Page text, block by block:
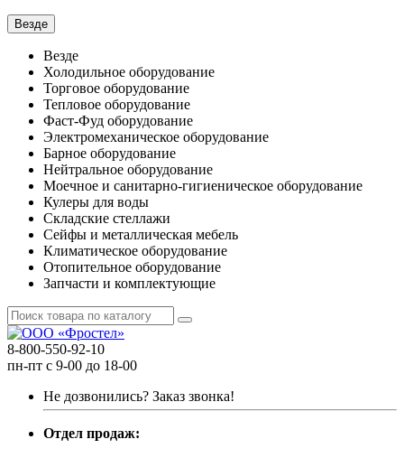
Везде
Везде
Холодильное оборудование
Торговое оборудование
Тепловое оборудование
Фаст-Фуд оборудование
Электромеханическое оборудование
Барное оборудование
Нейтральное оборудование
Моечное и санитарно-гигиеническое оборудование
Кулеры для воды
Складские стеллажи
Сейфы и металлическая мебель
Климатическое оборудование
Отопительное оборудование
Запчасти и комплектующие
8-800-550-92-10
пн-пт с 9-00 до 18-00
Не дозвонились? Заказ звонка!
Отдел продаж: